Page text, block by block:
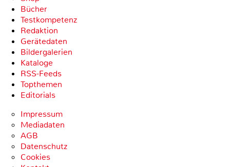
Bücher
Testkompetenz
Redaktion
Gerätedaten
Bildergalerien
Kataloge
RSS-Feeds
Topthemen
Editorials
Impressum
Mediadaten
AGB
Datenschutz
Cookies